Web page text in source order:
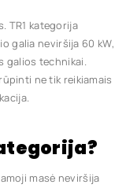
TR1 kategorija
galia neviršija 60 kW,
galios technikai.
ne tik reikiamais
masė neviršija